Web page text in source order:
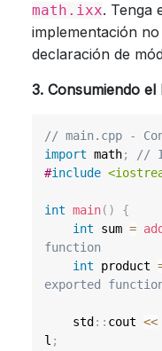
math.ixx. Tenga
implementación
declaración de
3. Consumiendo
// main.cpp -
import math;
//
#include
int main( )
{
int sum = add
function
int product
exported
    std
:: cout <<
l ;